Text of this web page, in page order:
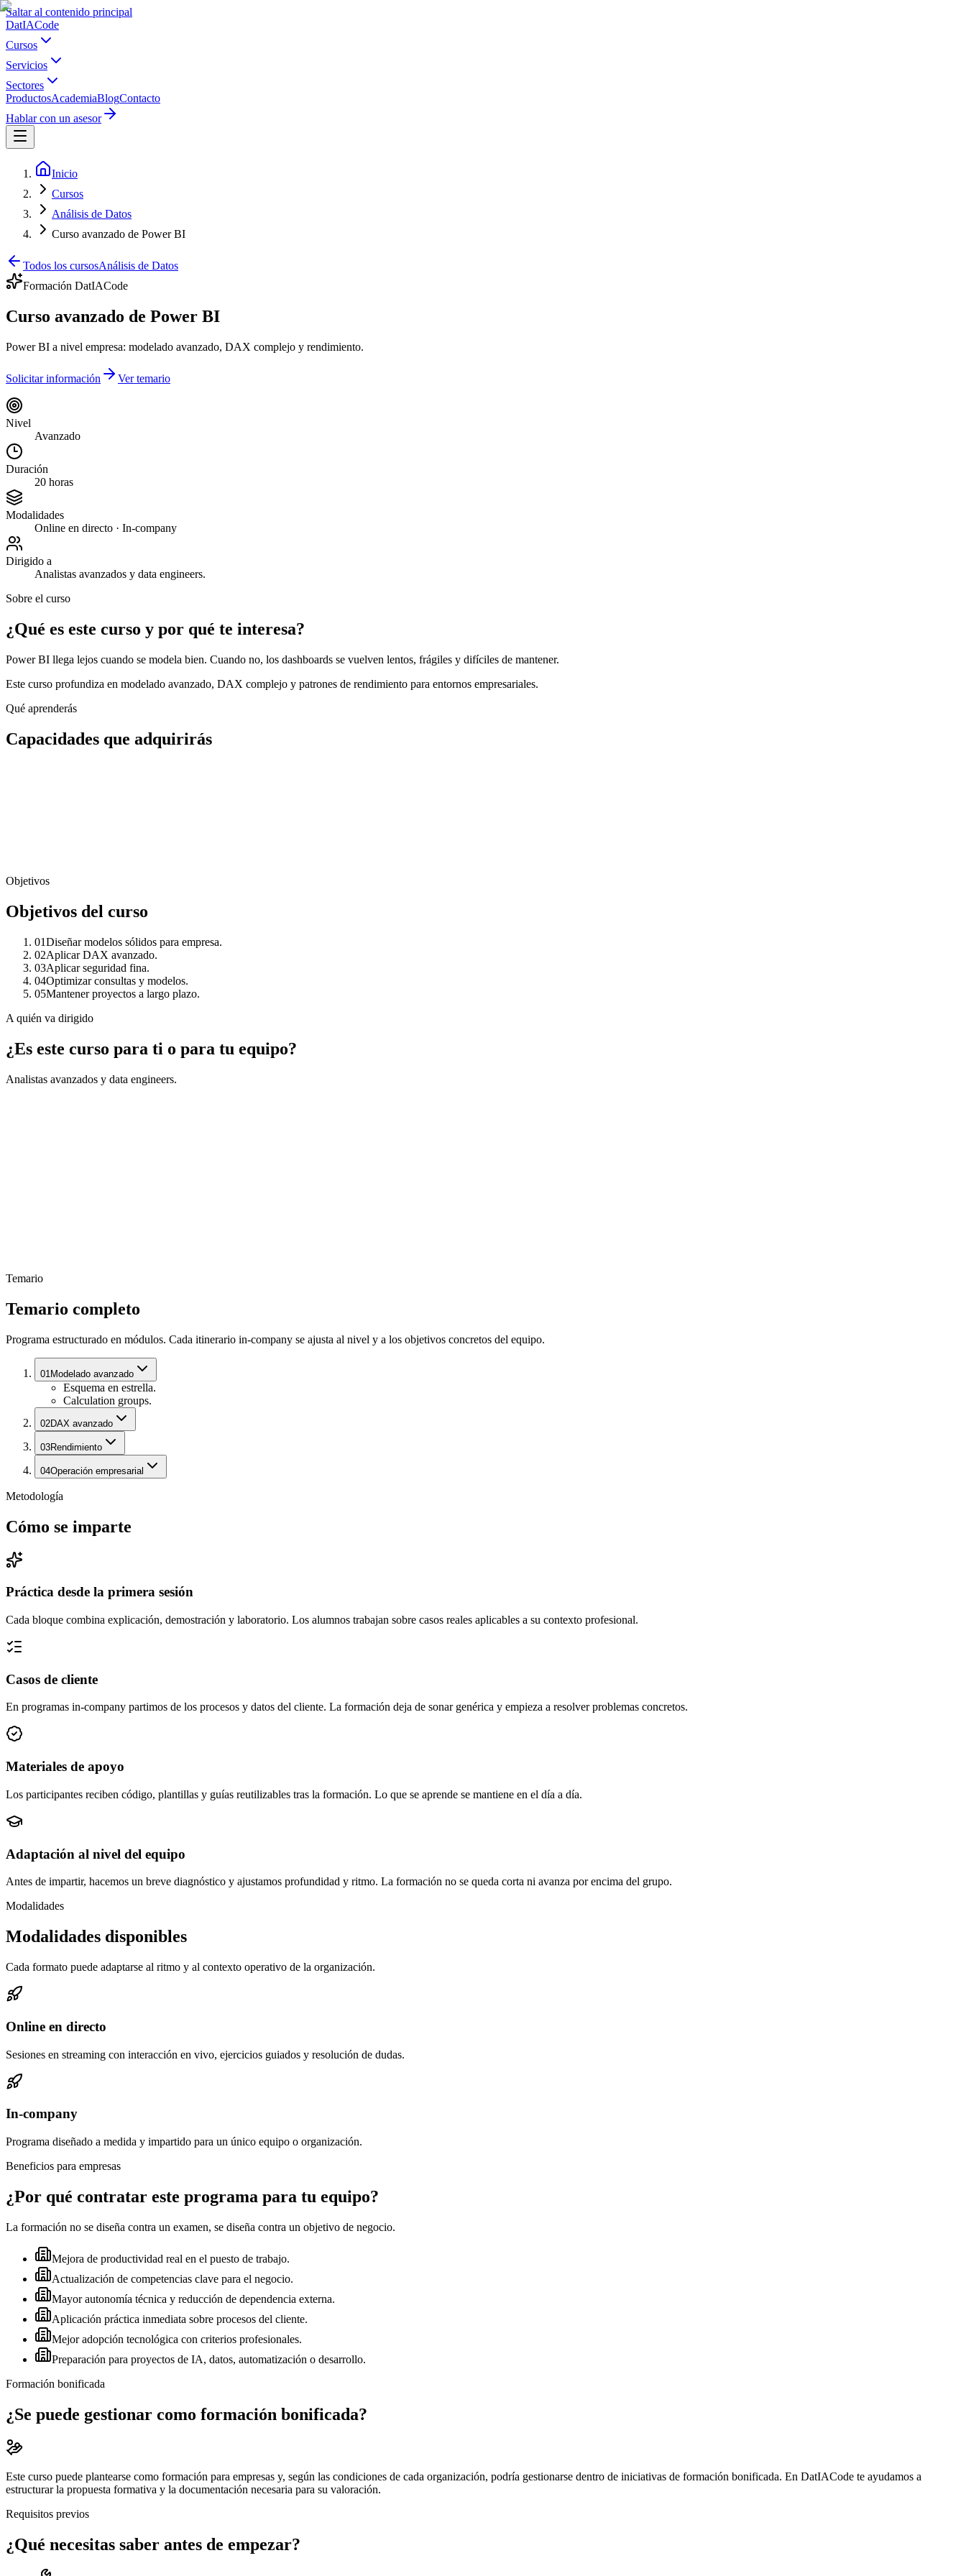
Saltar al contenido principal
DatIACode
Cursos
Servicios
Sectores
ProductosAcademiaBlogContacto
Hablar con un asesor
Inicio
Cursos
Análisis de Datos
Curso avanzado de Power BI
Todos los cursosAnálisis de Datos
Formación DatIACode
Curso avanzado de Power BI
Power BI a nivel empresa: modelado avanzado, DAX complejo y rendimiento.
Solicitar información Ver temario
Nivel
Avanzado
Duración
20 horas
Modalidades
Online en directo · In-company
Dirigido a
Analistas avanzados y data engineers.
Sobre el curso
¿Qué es este curso y por qué te interesa?
Power BI llega lejos cuando se modela bien. Cuando no, los dashboards se vuelven lentos, frágiles y difíciles de mantener.
Este curso profundiza en modelado avanzado, DAX complejo y patrones de rendimiento para entornos empresariales.
Qué aprenderás
Capacidades que adquirirás
Objetivos
Objetivos del curso
01Diseñar modelos sólidos para empresa.
02Aplicar DAX avanzado.
03Aplicar seguridad fina.
04Optimizar consultas y modelos.
05Mantener proyectos a largo plazo.
A quién va dirigido
¿Es este curso para ti o para tu equipo?
Analistas avanzados y data engineers.
Temario
Temario completo
Programa estructurado en módulos. Cada itinerario in-company se ajusta al nivel y a los objetivos concretos del equipo.
01 Modelado avanzado
Esquema en estrella.
Calculation groups.
02DAX avanzado
03Rendimiento
04Operación empresarial
Metodología
Cómo se imparte
Práctica desde la primera sesión
Cada bloque combina explicación, demostración y laboratorio. Los alumnos trabajan sobre casos reales aplicables a su contexto profesional.
Casos de cliente
En programas in-company partimos de los procesos y datos del cliente. La formación deja de sonar genérica y empieza a resolver problemas concretos.
Materiales de apoyo
Los participantes reciben código, plantillas y guías reutilizables tras la formación. Lo que se aprende se mantiene en el día a día.
Adaptación al nivel del equipo
Antes de impartir, hacemos un breve diagnóstico y ajustamos profundidad y ritmo. La formación no se queda corta ni avanza por encima del grupo.
Modalidades
Modalidades disponibles
Cada formato puede adaptarse al ritmo y al contexto operativo de la organización.
Online en directo
Sesiones en streaming con interacción en vivo, ejercicios guiados y resolución de dudas.
In-company
Programa diseñado a medida y impartido para un único equipo o organización.
Beneficios para empresas
¿Por qué contratar este programa para tu equipo?
La formación no se diseña contra un examen, se diseña contra un objetivo de negocio.
Mejora de productividad real en el puesto de trabajo.
Actualización de competencias clave para el negocio.
Mayor autonomía técnica y reducción de dependencia externa.
Aplicación práctica inmediata sobre procesos del cliente.
Mejor adopción tecnológica con criterios profesionales.
Preparación para proyectos de IA, datos, automatización o desarrollo.
Formación bonificada
¿Se puede gestionar como formación bonificada?
Este curso puede plantearse como formación para empresas y, según las condiciones de cada organización, podría gestionarse dentro de iniciativas de formación bonificada. En DatIACode te ayudamos a
estructurar la propuesta formativa y la documentación necesaria para su valoración.
Requisitos previos
¿Qué necesitas saber antes de empezar?